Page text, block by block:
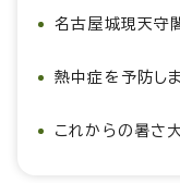
名古屋城現天守
熱中症を予防しま
これからの暑さ